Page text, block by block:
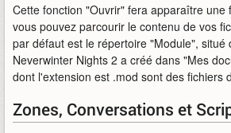
Cette fonction "Ouvrir" fera apparaître une
vous pouvez parcourir le contenu de vos
par défaut est le répertoire "Module", situé
Neverwinter Nights 2 a créé dans "Mes
dont l'extension est .mod sont des fichiers
Zones, Conversations et